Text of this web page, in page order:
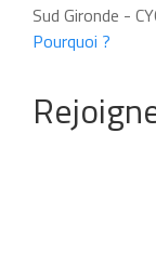
Sud Gironde -
Pourquoi ?